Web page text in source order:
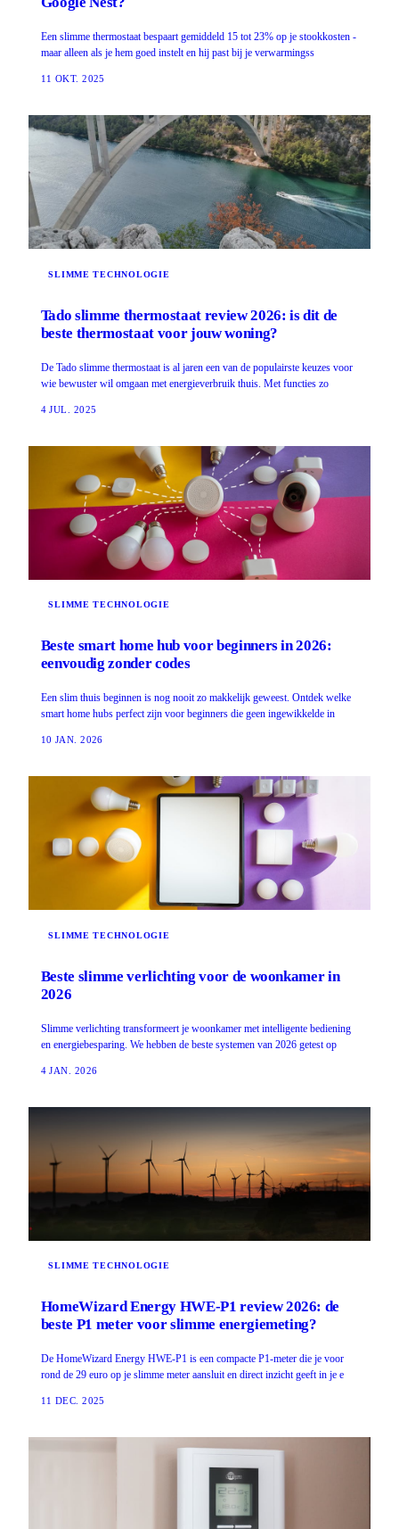
Een slimme thermostaat bespaart gemiddeld 15 tot 23% op je stookkosten -
maar alleen als je hem goed instelt en hij past bij je verwarmingss
11 OKT. 2025
SLIMME TECHNOLOGIE
Tado slimme thermostaat review 2026: is dit de
beste thermostaat voor jouw woning?
De Tado slimme thermostaat is al jaren een van de populairste keuzes voor
wie bewuster wil omgaan met energieverbruik thuis. Met functies zo
4 JUL. 2025
SLIMME TECHNOLOGIE
Beste smart home hub voor beginners in 2026:
eenvoudig zonder codes
Een slim thuis beginnen is nog nooit zo makkelijk geweest. Ontdek welke
smart home hubs perfect zijn voor beginners die geen ingewikkelde in
10 JAN. 2026
SLIMME TECHNOLOGIE
Beste slimme verlichting voor de woonkamer in
2026
Slimme verlichting transformeert je woonkamer met intelligente bediening
en energiebesparing. We hebben de beste systemen van 2026 getest op
4 JAN. 2026
SLIMME TECHNOLOGIE
HomeWizard Energy HWE-P1 review 2026: de
beste P1 meter voor slimme energiemeting?
De HomeWizard Energy HWE-P1 is een compacte P1-meter die je voor
rond de 29 euro op je slimme meter aansluit en direct inzicht geeft in je e
11 DEC. 2025